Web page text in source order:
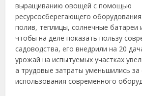
выращиванию овощей с помощью
ресурсосберегающего
полив, теплицы, солнечные батареи
чтобы на деле показать пользу
садоводства, его внедрили на 20
урожай на испытуемых участках
а трудовые затраты уменьшились за
использования современного